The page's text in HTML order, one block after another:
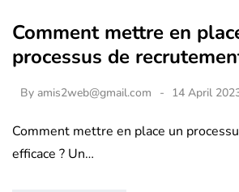
Comment mettre en
processus de
By amis2web@gmail.com 14 April
Comment mettre en place un
efficace ? Un…